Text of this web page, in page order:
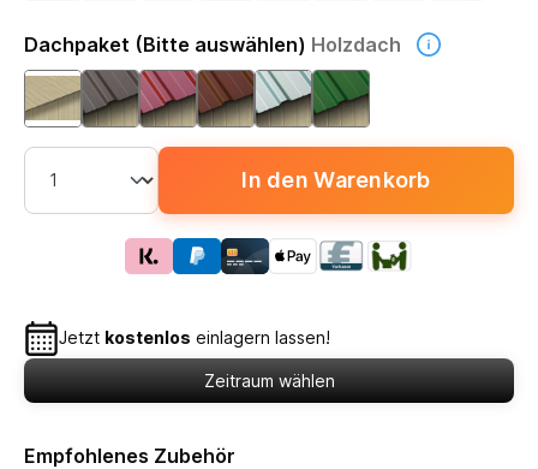
Dachpaket (Bitte auswählen) Holzdach
In den Warenkorb
Jetzt kostenlos einlagern lassen!
Zeitraum wählen
Empfohlenes Zubehör